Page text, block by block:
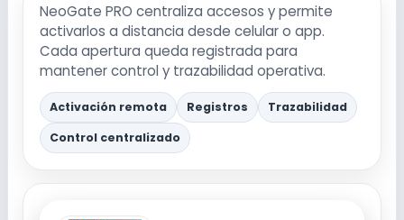
NeoGate PRO centraliza accesos y permite
activarlos a distancia desde celular o app.
Cada apertura queda registrada para
mantener control y trazabilidad operativa.
Activación remota Registros
Trazabilidad
Control centralizado